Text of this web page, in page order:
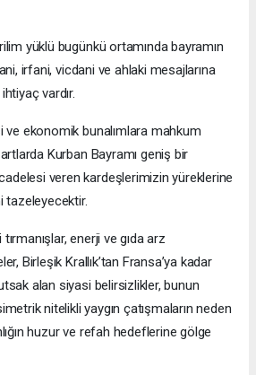
yüklü bugünkü ortamında bayramın
irfani, vicdani ve ahlaki mesajlarına
vardır.
ve ekonomik bunalımlara mahkum
Kurban Bayramı geniş bir
veren kardeşlerimizin yüreklerine
tazeleyecektir.
enerji ve gıda arz
Birleşik Krallık’tan Fransa’ya kadar
alan siyasi belirsizlikler, bunun
nitelikli yaygın çatışmaların neden
huzur ve refah hedeflerine gölge